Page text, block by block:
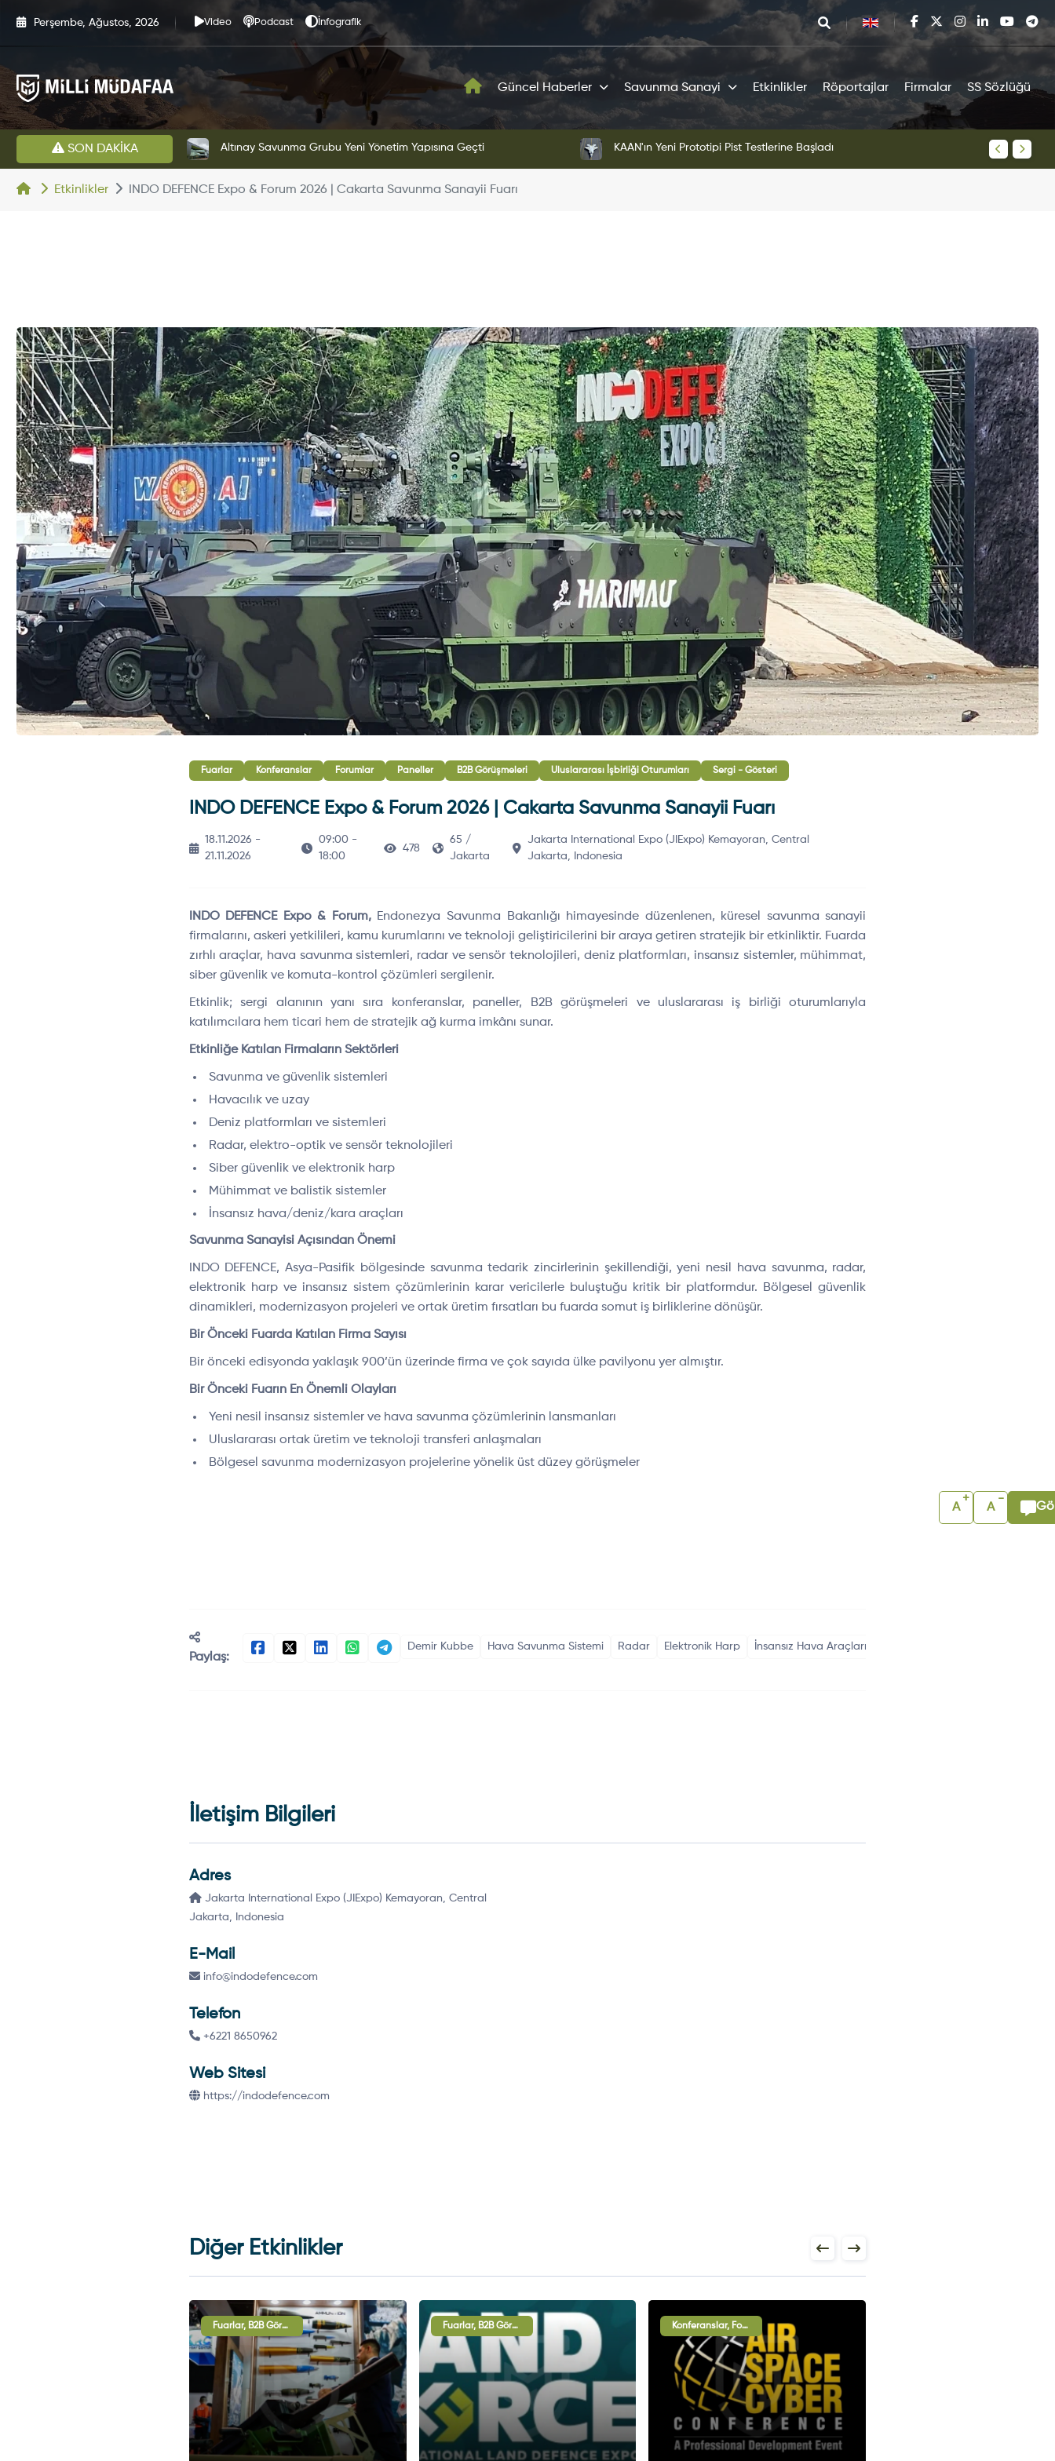
Perşembe, Ağustos, 2026 Video Podcast İnfografik
Güncel Haberler Savunma Sanayi Etkinlikler Röportajlar Firmalar SS Sözlüğü
SON DAKİKA Altınay Savunma Grubu Yeni Yönetim Yapısına Geçti KAAN'ın Yeni Prototipi Pist Testlerine Başladı KAAN
Etkinlikler INDO DEFENCE Expo & Forum 2026 | Cakarta Savunma Sanayii Fuarı
Fuarlar Konferanslar Forumlar Paneller B2B Görüşmeleri Uluslararası İşbirliği Oturumları Sergi - Gösteri
INDO DEFENCE Expo & Forum 2026 | Cakarta Savunma Sanayii Fuarı
18.11.2026 -
21.11.2026
09:00 -
18:00
478
65 /
Jakarta
Jakarta International Expo (JIExpo) Kemayoran, Central
Jakarta, Indonesia
INDO DEFENCE Expo & Forum, Endonezya Savunma Bakanlığı himayesinde düzenlenen, küresel savunma sanayii
firmalarını, askeri yetkilileri, kamu kurumlarını ve teknoloji geliştiricilerini bir araya getiren stratejik bir etkinliktir. Fuarda
zırhlı araçlar, hava savunma sistemleri, radar ve sensör teknolojileri, deniz platformları, insansız sistemler, mühimmat,
siber güvenlik ve komuta-kontrol çözümleri sergilenir.
Etkinlik; sergi alanının yanı sıra konferanslar, paneller, B2B görüşmeleri ve uluslararası iş birliği oturumlarıyla
katılımcılara hem ticari hem de stratejik ağ kurma imkânı sunar.
Etkinliğe Katılan Firmaların Sektörleri
Savunma ve güvenlik sistemleri
Havacılık ve uzay
Deniz platformları ve sistemleri
Radar, elektro-optik ve sensör teknolojileri
Siber güvenlik ve elektronik harp
Mühimmat ve balistik sistemler
İnsansız hava/deniz/kara araçları
Savunma Sanayisi Açısından Önemi
INDO DEFENCE, Asya-Pasifik bölgesinde savunma tedarik zincirlerinin şekillendiği, yeni nesil hava savunma, radar,
elektronik harp ve insansız sistem çözümlerinin karar vericilerle buluştuğu kritik bir platformdur. Bölgesel güvenlik
dinamikleri, modernizasyon projeleri ve ortak üretim fırsatları bu fuarda somut iş birliklerine dönüşür.
Bir Önceki Fuarda Katılan Firma Sayısı
Bir önceki edisyonda yaklaşık 900’ün üzerinde firma ve çok sayıda ülke pavilyonu yer almıştır.
Bir Önceki Fuarın En Önemli Olayları
Yeni nesil insansız sistemler ve hava savunma çözümlerinin lansmanları
Uluslararası ortak üretim ve teknoloji transferi anlaşmaları
Bölgesel savunma modernizasyon projelerine yönelik üst düzey görüşmeler
Paylaş:
Demir Kubbe Hava Savunma Sistemi Radar Elektronik Harp İnsansız Hava Araçları
İletişim Bilgileri
Adres
Jakarta International Expo (JIExpo) Kemayoran, Central
Jakarta, Indonesia
E-Mail
info@indodefence.com
Telefon
+6221 8650962
Web Sitesi
https://indodefence.com
Diğer Etkinlikler
Fuarlar, B2B Görüşmeleri, Uluslararası İşbirliği Oturumları, Sergi - Gösteri Fuarlar, B2B Görüşmeleri Konferanslar, Forumlar, Paneller, B2B Görüşmeleri, Uluslararası İşbirliği Oturumları, Sergi - Gösteri
A
+
A
-